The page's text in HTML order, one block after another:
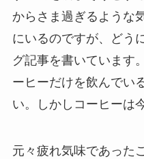
からさま過ぎるような
にいるのですが、どう
グ記事を書いています
ーヒーだけを飲んでい
い。しかしコーヒーは
元々疲れ気味であった